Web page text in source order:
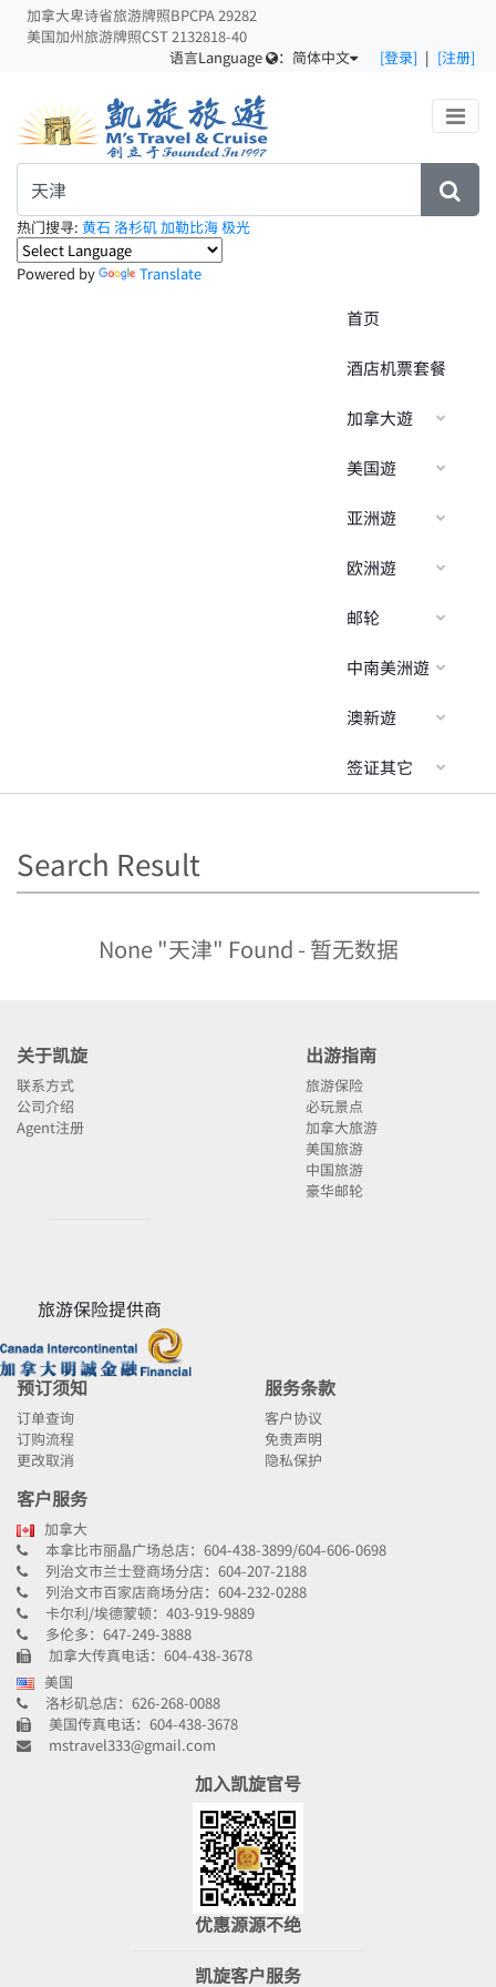
加拿大卑诗省旅游牌照BPCPA 29282
美国加州旅游牌照CST 2132818-40
[登录] | [注册]
语言Language ： 简体中文
热门搜寻: 黄石洛杉矶加勒比海极光
Powered by Translate
首页
酒店机票套餐
加拿大遊
美国遊
亚洲遊
欧洲遊
邮轮
中南美洲遊
澳新遊
签证其它
Search Result
None "天津" Found - 暂无数据
关于凯旋
联系方式
公司介绍
Agent注册
出游指南
旅游保险
必玩景点
加拿大旅游
美国旅游
中国旅游
豪华邮轮
旅游保险提供商
预订须知
订单查询
订购流程
更改取消
服务条款
客户协议
免责声明
隐私保护
客户服务
加拿大
本拿比市丽晶广场总店：604-438-3899/604-606-0698
列治文市兰士登商场分店：604-207-2188
列治文市百家店商场分店：604-232-0288
卡尔利/埃德蒙顿：403-919-9889
多伦多：647-249-3888
加拿大传真电话：604-438-3678
美国
洛杉矶总店：626-268-0088
美国传真电话：604-438-3678
mstravel333@gmail.com
加入凯旋官号
优惠源源不绝
凯旋客户服务